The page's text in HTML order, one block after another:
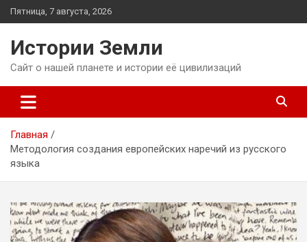
Перейти
к
Пятница, 7 августа, 2026
Истории Земли
Сайт о нашей планете и истории её цивилизаций
Главная
Методология создания европейских наречий из русского
языка